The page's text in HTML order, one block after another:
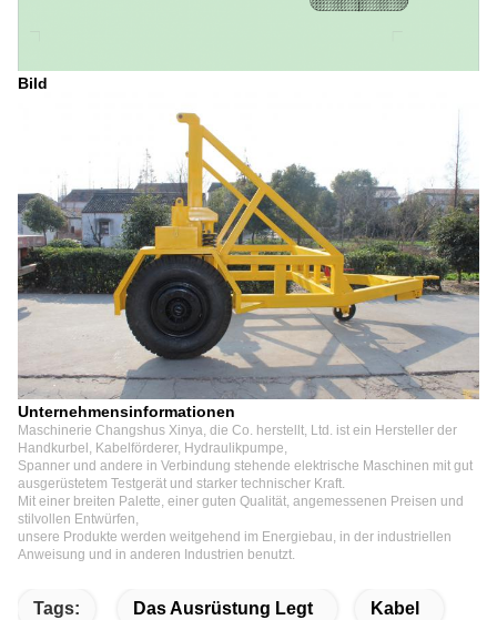
Bild
Unternehmensinformationen
Maschinerie Changshus Xinya, die Co. herstellt, Ltd. ist ein Hersteller der
Handkurbel, Kabelförderer, Hydraulikpumpe,
Spanner und andere in Verbindung stehende elektrische Maschinen mit gut
ausgerüstetem Testgerät und starker technischer Kraft.
Mit einer breiten Palette, einer guten Qualität, angemessenen Preisen und
stilvollen Entwürfen,
unsere Produkte werden weitgehend im Energiebau, in der industriellen
Anweisung und in anderen Industrien benutzt.
Tags: Das Ausrüstung Legt Kabel